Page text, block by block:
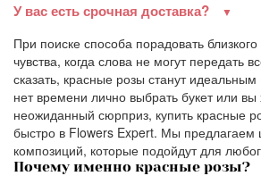
У вас есть срочная доставка?
При поиске способа порадовать
чувства, когда слова не могут передать
сказать, красные розы станут
нет времени лично выбрать букет или вы
неожиданный сюрприз, купить красные
быстро в Flowers Expert. Мы предлагаем
композиций, которые подойдут для
Почему именно красные розы?